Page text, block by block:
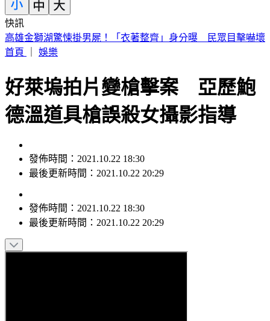
快訊
獨／姜厚任護小24歲女友！遭酸「被騙」首回應：到底被騙什
麼
好萊塢拍片變槍擊案 亞歷鮑
德溫道具槍誤殺女攝影指導
發佈時間：2021.10.22 18:30
發佈時間：2021.10.22 18:30